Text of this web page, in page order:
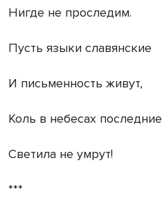
Нигде не проследим.
Пусть языки славянские
И письменность живут,
Коль в небесах последние
Светила не умрут!
***